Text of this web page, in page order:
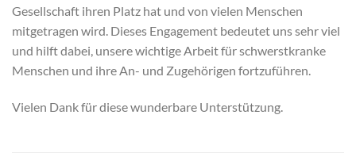
Gesellschaft ihren Platz hat und von vielen Menschen
mitgetragen wird. Dieses Engagement bedeutet uns sehr viel
und hilft dabei, unsere wichtige Arbeit für schwerstkranke
Menschen und ihre An- und Zugehörigen fortzuführen.
Vielen Dank für diese wunderbare Unterstützung.